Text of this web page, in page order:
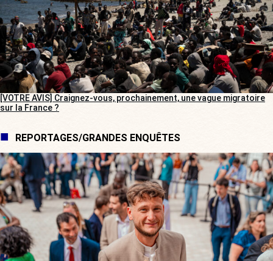
[VOTRE AVIS] Craignez-vous, prochainement, une vague migratoire
sur la France ?
REPORTAGES/GRANDES ENQUÊTES